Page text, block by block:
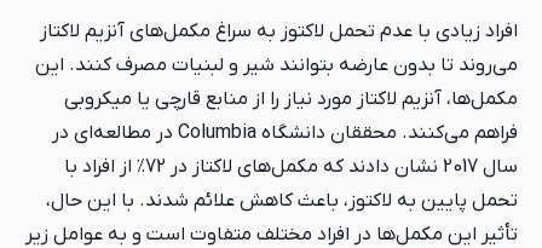
افراد زیادی با عدم تحمل لاکتوز به سراغ مکمل‌های آنزیم لاکتاز
می‌روند تا بدون عارضه بتوانند شیر و لبنیات مصرف کنند. این
مکمل‌ها، آنزیم لاکتاز مورد نیاز را از منابع قارچی یا میکروبی
فراهم می‌کنند. محققان دانشگاه Columbia در مطالعه‌ای در
سال 2017 نشان دادند که مکمل‌های لاکتاز در 72٪ از افراد با
تحمل پایین به لاکتوز، باعث کاهش علائم شدند. با این حال،
تأثیر این مکمل‌ها در افراد مختلف متفاوت است و به عوامل زیر